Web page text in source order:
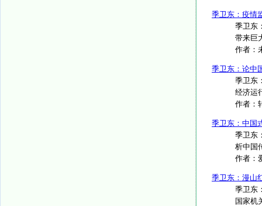
季卫东：疫情
季卫东
带来巨
作者：
季卫东：论中
季卫东
经济运
作者：
季卫东：中国
季卫东
析中国
作者：
季卫东：漫山
季卫东
国家机